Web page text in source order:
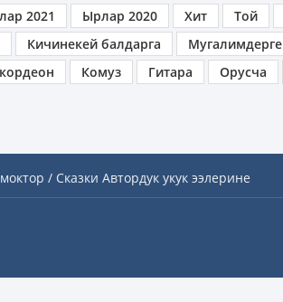
2021 Ырлар 2020 Хит Той
Кичинекей балдарга Мугалимдерге
Комуз Гитара Орусча
/ Сказки Автордук укук ээлерине